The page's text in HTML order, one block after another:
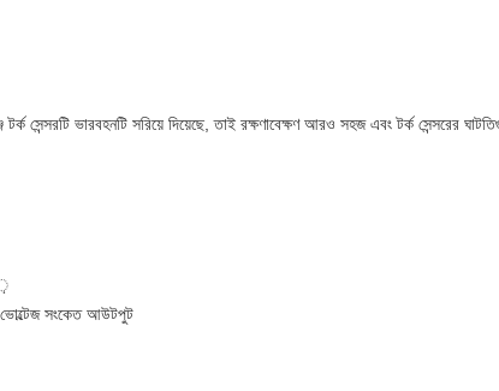
টর্ক সেন্সরটি ভারবহনটি সরিয়ে দিয়েছে, তাই রক্ষণাবেক্ষণ আরও সহজ এবং টর্ক সেন্সরের
.়
ভোল্টেজ সংকেত আউটপুট